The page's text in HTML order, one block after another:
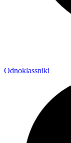
Odnoklassniki